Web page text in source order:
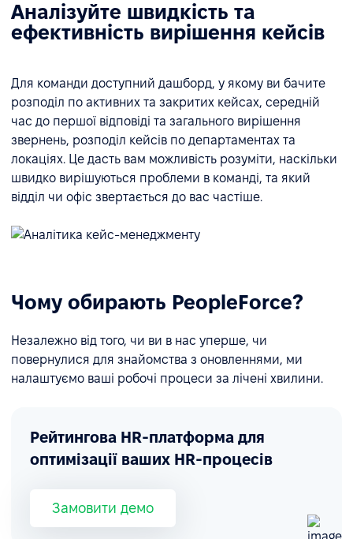
Аналізуйте швидкість та
ефективність вирішення кейсів
Для команди доступний дашборд, у якому ви бачите
розподіл по активних та закритих кейсах, середній
час до першої відповіді та загального вирішення
звернень, розподіл кейсів по департаментах та
локаціях. Це дасть вам можливість розуміти, наскільки
швидко вирішуються проблеми в команді, та який
відділ чи офіс звертається до вас частіше.
Чому обирають PeopleForce?
Незалежно від того, чи ви в нас уперше, чи
повернулися для знайомства з оновленнями, ми
налаштуємо ваші робочі процеси за лічені хвилини.
Рейтингова HR-платформа для
оптимізації ваших HR-процесів
Замовити демо